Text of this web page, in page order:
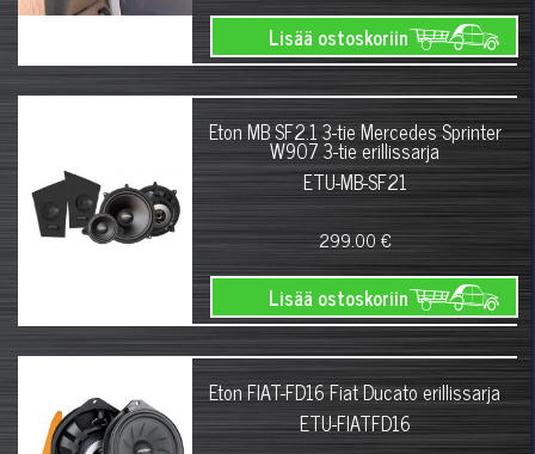
Lisää ostoskoriin
Eton MB SF2.1 3-tie Mercedes Sprinter
W907 3-tie erillissarja
ETU-MB-SF21
299.00 €
Lisää ostoskoriin
Eton FIAT-FD16 Fiat Ducato erillissarja
ETU-FIATFD16